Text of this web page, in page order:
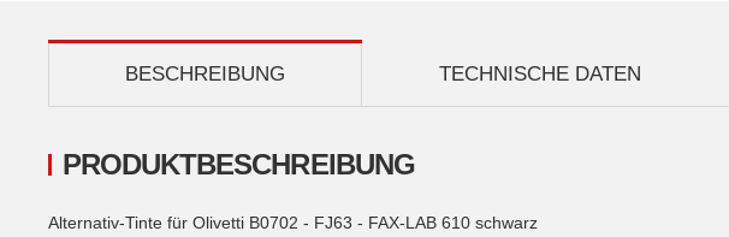
TECHNISCHE DATEN
BESCHREIBUNG
PRODUKTBESCHREIBUNG
Alternativ-Tinte für Olivetti B0702 - FJ63 - FAX-LAB 610 schwarz